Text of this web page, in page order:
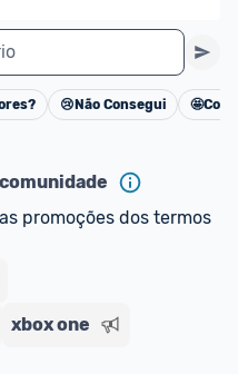
Cancelar
😢 Não Consegui 🤩
promoções dos termos
xbox one